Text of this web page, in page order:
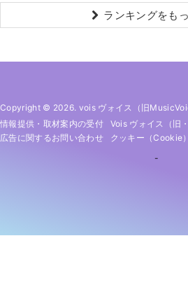
ランキングをも
Copyright © 2026. vois ヴォイス（旧
情報提供・取材案内の受付
Vois ヴォイス（旧
広告に関するお問い合わせ
クッキー（cookie
-